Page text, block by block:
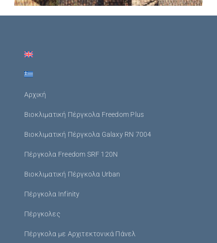
Αρχική
Βιοκλιματική Πέργκολα Freedom Plus
Βιοκλιματική Πέργκολα Galaxy RN 7004
Πέργκολα Freedom SRF 120N
Βιοκλιματική Πέργκολα Urban
Πέργκολα Infinity
Πέργκολες
Πέργκολα με Αρχιτεκτονικά Πάνελ